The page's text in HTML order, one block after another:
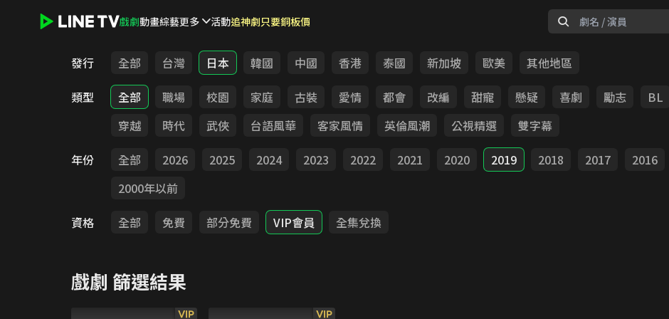
戲劇動畫綜藝更多 活動追神劇只要銅板價
發行 全部 台灣 日本 韓國 中國 香港 泰國 新加坡 歐美
其他地區
類型
全部 職場 校園 家庭 古裝 愛情 都會 改編 甜寵 懸疑 喜劇 勵志 BL
穿越
時代 武俠 台語風華 客家風情 英倫風潮 公視精選
雙字幕
年份
全部 2026 2025 2024 2023 2022 2021 2020 2019 2018 2017 2016
2000年以前
資格
全部 免費 部分免費 VIP會員 全集兌換
戲劇 篩選結果
VIP VIP